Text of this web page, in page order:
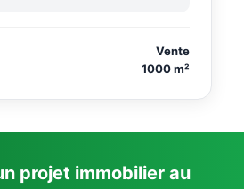
Vente
1000 m²
projet immobilier au